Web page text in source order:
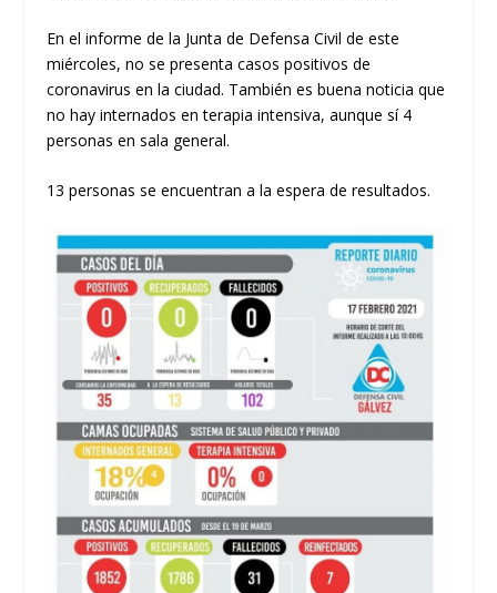
En el informe de la Junta de Defensa Civil de este
miércoles, no se presenta casos positivos de
coronavirus en la ciudad. También es buena noticia que
no hay internados en terapia intensiva, aunque sí 4
personas en sala general.
13 personas se encuentran a la espera de resultados.